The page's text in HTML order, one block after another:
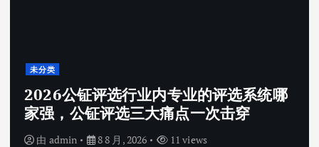
未分类
2026公钲评选行业内专业的评选系统哪
家强，公钲评选三大痛点一次击穿
由 admin 8 8 月, 2026 11 views